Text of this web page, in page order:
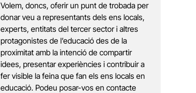
Volem, doncs, oferir un punt de trobada per
donar veu a representants dels ens locals,
experts, entitats del tercer sector i altres
protagonistes de l’educació des de la
proximitat amb la intenció de compartir
idees, presentar experiències i contribuir a
fer visible la feina que fan els ens locals en
educació. Podeu posar-vos en contacte